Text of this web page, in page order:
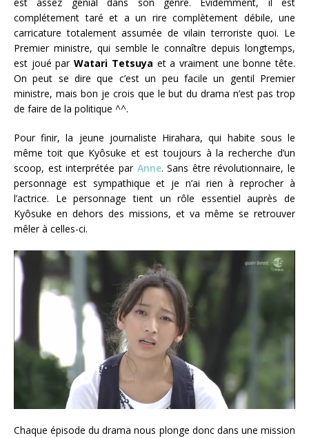
est assez génial dans son genre. Evidemment, il est
complétement taré et a un rire complètement débile, une
carricature totalement assumée de vilain terroriste quoi. Le
Premier ministre, qui semble le connaître depuis longtemps,
est joué parWatari Tetsuya et a vraiment une bonne tête.
On peut se dire que c’est un peu facile un gentil Premier
ministre, mais bon je crois que le but du drama n’est pas trop
de faire de la politique ^^.
Pour finir, la jeune journaliste Hirahara, qui habite sous le
même toit que Kyôsuke et est toujours à la recherche d’un
scoop, est interprétée par Anne. Sans être révolutionnaire, le
personnage est sympathique et je n’ai rien à reprocher à
l’actrice. Le personnage tient un rôle essentiel auprès de
Kyôsuke en dehors des missions, et va même se retrouver
mêler à celles-ci.
Chaque épisode du drama nous plonge donc dans une mission